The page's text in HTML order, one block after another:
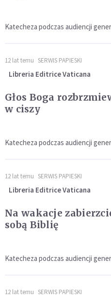
Katecheza podczas audiencji
12 lat temu SERWIS PAPIESKI
Libreria Editrice Vaticana
Głos Boga
w ciszy
Katecheza podczas audiencji
12 lat temu SERWIS PAPIESKI
Libreria Editrice Vaticana
Na wakacje
sobą Biblię
Katecheza podczas audiencji
12 lat temu SERWIS PAPIESKI